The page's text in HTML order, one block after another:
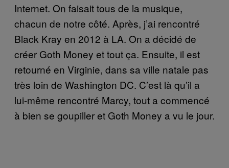
Internet. On faisait tous de la musique,
chacun de notre côté. Après, j’ai rencontré
Black Kray en 2012 à LA. On a décidé de
créer Goth Money et tout ça. Ensuite, il est
retourné en Virginie, dans sa ville natale pas
très loin de Washington DC. C’est là qu’il a
lui-même rencontré Marcy, tout a commencé
à bien se goupiller et Goth Money a vu le jour.